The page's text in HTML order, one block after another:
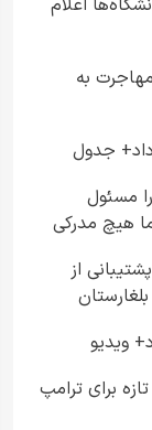
به
مسئول
هیچ مدرکی
از
ویدیو
برای ترامپ